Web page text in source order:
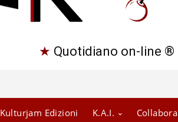
★ Quotidiano on-line ®
Kulturjam Edizioni K.A.I. Collabora